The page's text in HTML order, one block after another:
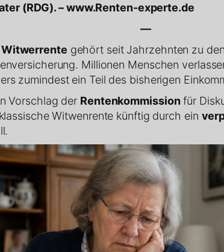
(RDG). – www.Renten-experte.de
—
gehört seit Jahrzehnten zu
Millionen Menschen
zumindest ein Teil des bisherigen
Vorschlag der Rentenkommissionfür
Witwenrente künftig durch ein